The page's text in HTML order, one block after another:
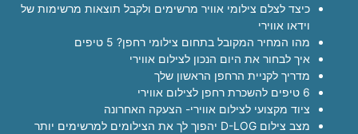
כיצד לצלם צילומי אוויר מרשימים ולקבל תוצאות מרשימות של
וידאו אווירי
מהו המחיר המקובל בתחום צילומי רחפן? 5 טיפים
איך לבחור את היום הנכון לצילום אווירי
מדריך לקניית הרחפן הראשון שלך
6 טיפים להשכרת רחפן לצילום אווירי
ציוד מקצועי לצילום אווירי- הצעקה האחרונה
מצב צילום D-LOG יהפוך לך את הצילומים למרשימים יותר